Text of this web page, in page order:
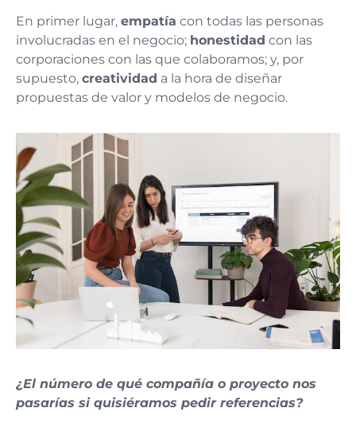
En primer lugar, empatía con todas las personas
involucradas en el negocio; honestidad con las
corporaciones con las que colaboramos; y, por
supuesto, creatividad a la hora de diseñar
propuestas de valor y modelos de negocio.
¿El número de qué compañía o proyecto nos
pasarías si quisiéramos pedir referencias?